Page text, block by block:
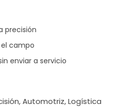
precisión
campo
enviar a servicio
Automotriz, Logística